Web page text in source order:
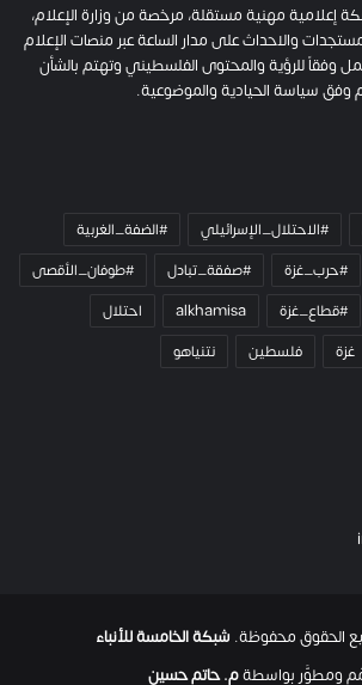
إعلامية مهنية مستقلة، مرخصة من وزارة الإعلام،
والاحداث على مدار الساعة عبر منصات الإعلام
وفقاً للرؤية والمحتوى الفلسطيني وتهتم بالشأن
وفق سياسة الحيادية والموضوعية.
#الاحتلال_الإسرائيلي
#الضفة_الغربية
#حرب_غزة #صفقة_تبادل
#طوفان_الأقصى
#قطاع_غزة alkhamisa
احتلال
غزة فلسطين نتنياهو
شبكة الخامسة للأنباء
ومطوَّر بواسطةم. حاتم حسين